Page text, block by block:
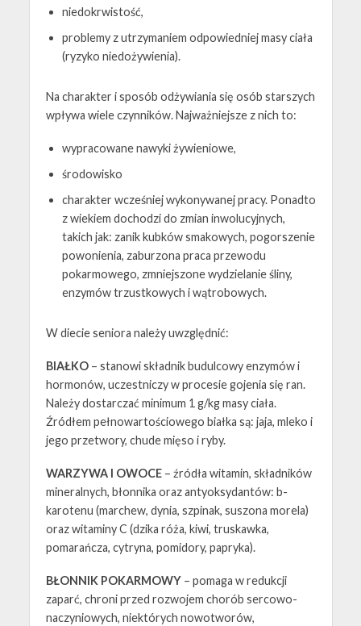
niedokrwistość,
problemy z utrzymaniem odpowiedniej masy ciała
(ryzyko niedożywienia).
Na charakter i sposób odżywiania się osób starszych
wpływa wiele czynników. Najważniejsze z nich to:
wypracowane nawyki żywieniowe,
środowisko
charakter wcześniej wykonywanej pracy. Ponadto
z wiekiem dochodzi do zmian inwolucyjnych,
takich jak: zanik kubków smakowych, pogorszenie
powonienia, zaburzona praca przewodu
pokarmowego, zmniejszone wydzielanie śliny,
enzymów trzustkowych i wątrobowych.
W diecie seniora należy uwzględnić:
BIAŁKO – stanowi składnik budulcowy enzymów i
hormonów, uczestniczy w procesie gojenia się ran.
Należy dostarczać minimum 1 g/kg masy ciała.
Źródłem pełnowartościowego białka są: jaja, mleko i
jego przetwory, chude mięso i ryby.
WARZYWA I OWOCE – źródła witamin, składników
mineralnych, błonnika oraz antyoksydantów: b-
karotenu (marchew, dynia, szpinak, suszona morela)
oraz witaminy C (dzika róża, kiwi, truskawka,
pomarańcza, cytryna, pomidory, papryka).
BŁONNIK POKARMOWY – pomaga w redukcji
zaparć, chroni przed rozwojem chorób sercowo-
naczyniowych, niektórych nowotworów,